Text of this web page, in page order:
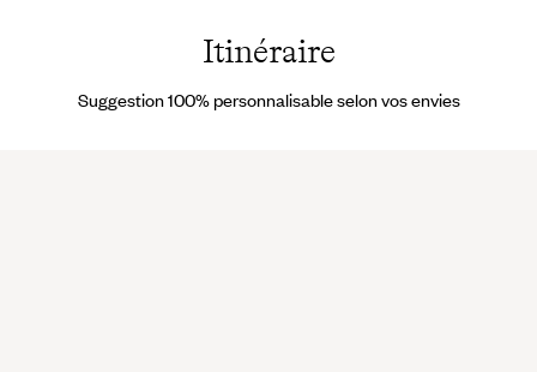
© DroitsItinéraire
Suggestion 100% personnalisable selon vos envies